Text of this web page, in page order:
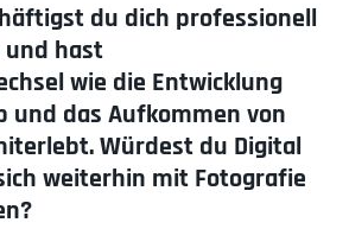
du dich professionell
hast
wie die Entwicklung
und das Aufkommen von
Würdest du Digital
weiterhin mit Fotografie